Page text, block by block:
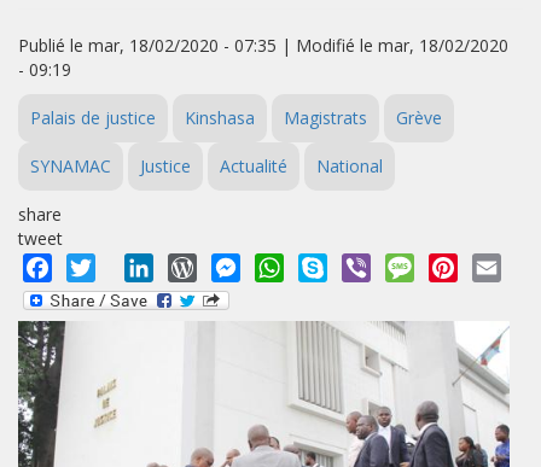
Publié le mar, 18/02/2020 - 07:35 | Modifié le mar, 18/02/2020
- 09:19
Palais de justice Kinshasa Magistrats Grève
SYNAMAC Justice Actualité National
share
tweet
Facebook
Twitter LinkedInWordPressMessengerWhatsApp
Skype Viber MessagePinterest